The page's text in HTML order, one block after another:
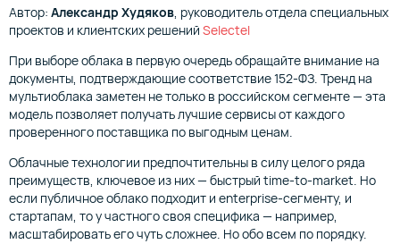
Автор: Александр Худяков, руководитель отдела специальных
проектов и клиентских решений Selectel
При выборе облака в первую очередь обращайте внимание на
документы, подтверждающие соответствие 152-ФЗ. Тренд на
мультиоблака заметен не только в российском сегменте — эта
модель позволяет получать лучшие сервисы от каждого
проверенного поставщика по выгодным ценам.
Облачные технологии предпочтительны в силу целого ряда
преимуществ, ключевое из них — быстрый time-to-market. Но
если публичное облако подходит и enterprise-сегменту, и
стартапам, то у частного своя специфика — например,
масштабировать его чуть сложнее. Но обо всем по порядку.